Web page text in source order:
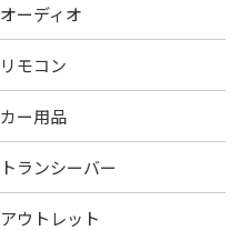
オーディオ
リモコン
カー用品
トランシーバー
アウトレット